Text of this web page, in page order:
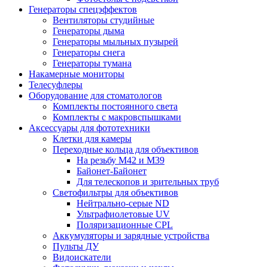
Генераторы спецэффектов
Вентиляторы студийные
Генераторы дыма
Генераторы мыльных пузырей
Генераторы снега
Генераторы тумана
Накамерные мониторы
Телесуфлеры
Оборудование для стоматологов
Комплекты постоянного света
Комплекты с макровспышками
Аксессуары для фототехники
Клетки для камеры
Переходные кольца для объективов
На резьбу М42 и М39
Байонет-Байонет
Для телескопов и зрительных труб
Светофильтры для объективов
Нейтрально-серые ND
Ультрафиолетовые UV
Поляризационные CPL
Аккумуляторы и зарядные устройства
Пульты ДУ
Видоискатели